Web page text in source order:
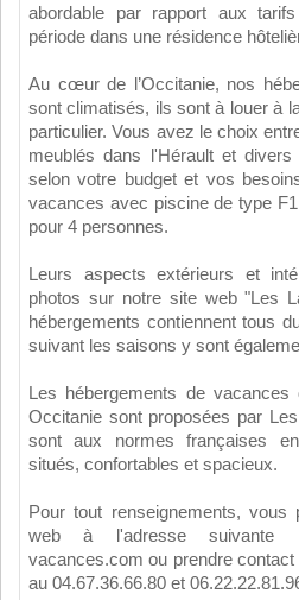
abordable par rapport aux
période dans une résidence
Au cœur de l’Occitanie, nos
sont climatisés, ils sont à louer à
particulier. Vous avez le choix
meublés dans l'Hérault et
selon votre budget et vos
vacances avec piscine de type
pour 4 personnes.
Leurs aspects extérieurs et
photos sur notre site web "Les
hébergements contiennent tous
suivant les saisons y sont
Les hébergements de
Occitanie sont proposées par
sont aux normes françaises
situés, confortables et spacieux.
Pour tout renseignements,
web à l'adresse suivante :
vacances.com ou prendre
au 04.67.36.66.80 et